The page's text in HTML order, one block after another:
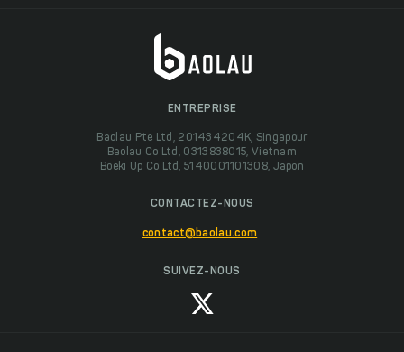
ENTREPRISE
Baolau Pte Ltd, 201434204K, Singapour
Baolau Co Ltd, 0313838015, Vietnam
Boeki Up Co Ltd, 5140001101308, Japon
CONTACTEZ-NOUS
contact@baolau.com
SUIVEZ-NOUS